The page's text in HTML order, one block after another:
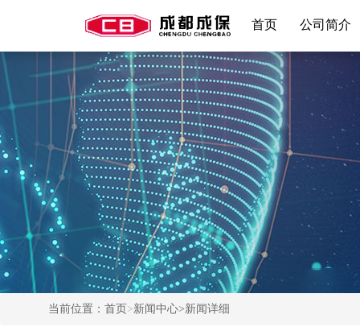
首页 公司简介
当前位置： 首页 >新闻中心>新闻详细